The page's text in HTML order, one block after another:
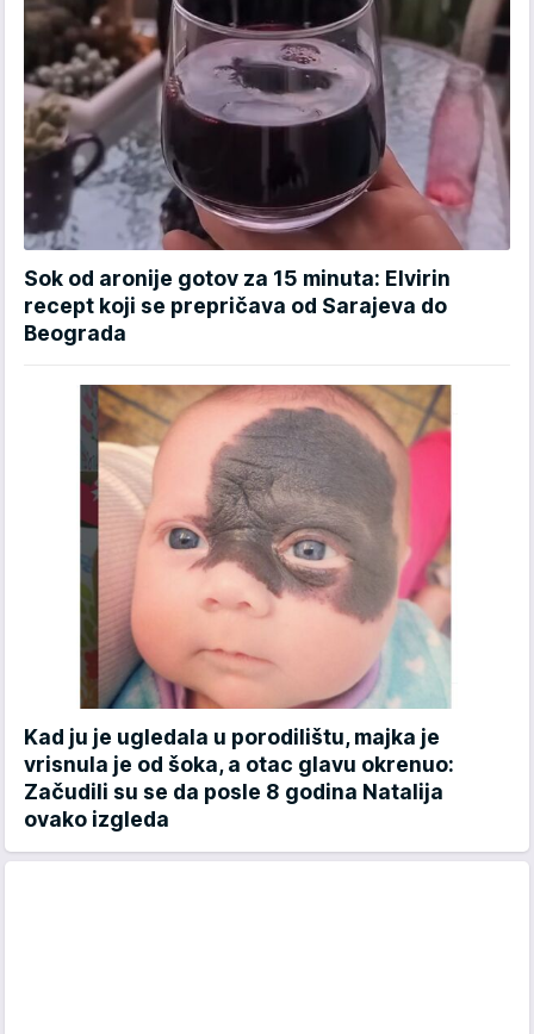
Sok od aronije gotov za 15 minuta: Elvirin
recept koji se prepričava od Sarajeva do
Beograda
Kad ju je ugledala u porodilištu, majka je
vrisnula je od šoka, a otac glavu okrenuo:
Začudili su se da posle 8 godina Natalija
ovako izgleda